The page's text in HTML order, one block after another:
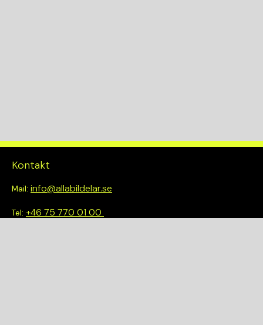
Kontakt
Mail: info@allabildelar.se
Tel: +46 75 770 01 00